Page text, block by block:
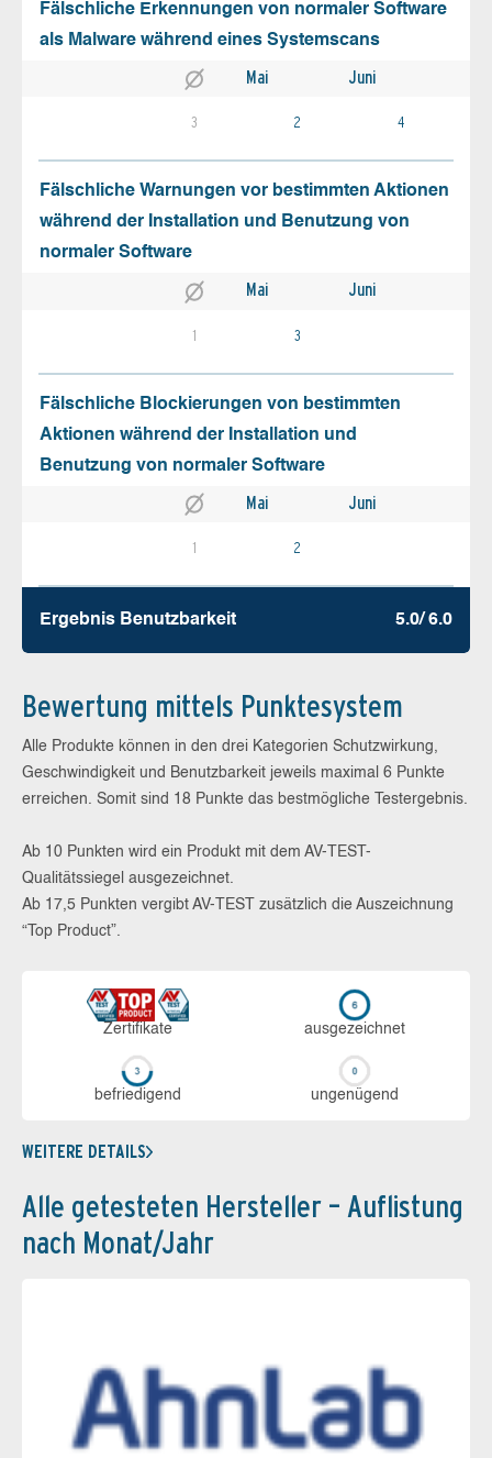
Fälschliche Erkennungen von normaler Software
als Malware während eines Systemscans
Mai Juni
3 2 4
Fälschliche Warnungen vor bestimmten Aktionen
während der Installation und Benutzung von
normaler Software
Mai Juni
1 3
Fälschliche Blockierungen von bestimmten
Aktionen während der Installation und
Benutzung von normaler Software
Mai Juni
1 2
Ergebnis Benutz­barkeit 5.0/ 6.0
Bewertung mittels Punktesystem
Alle Produkte können in den drei Kategorien Schutzwirkung,
Geschwindigkeit und Benutzbarkeit jeweils maximal 6 Punkte
erreichen. Somit sind 18 Punkte das bestmögliche Testergebnis.
Ab 10 Punkten wird ein Produkt mit dem AV-TEST-
Qualitätssiegel ausgezeichnet.
Ab 17,5 Punkten vergibt AV-TEST zusätzlich die Auszeichnung
“Top Product”.
Zerti­fikate aus­ge­zeich­net
be­frie­di­gend un­ge­nü­gend
WEITERE DETAILS
Alle getesteten Hersteller – Auflistung
nach Monat/Jahr